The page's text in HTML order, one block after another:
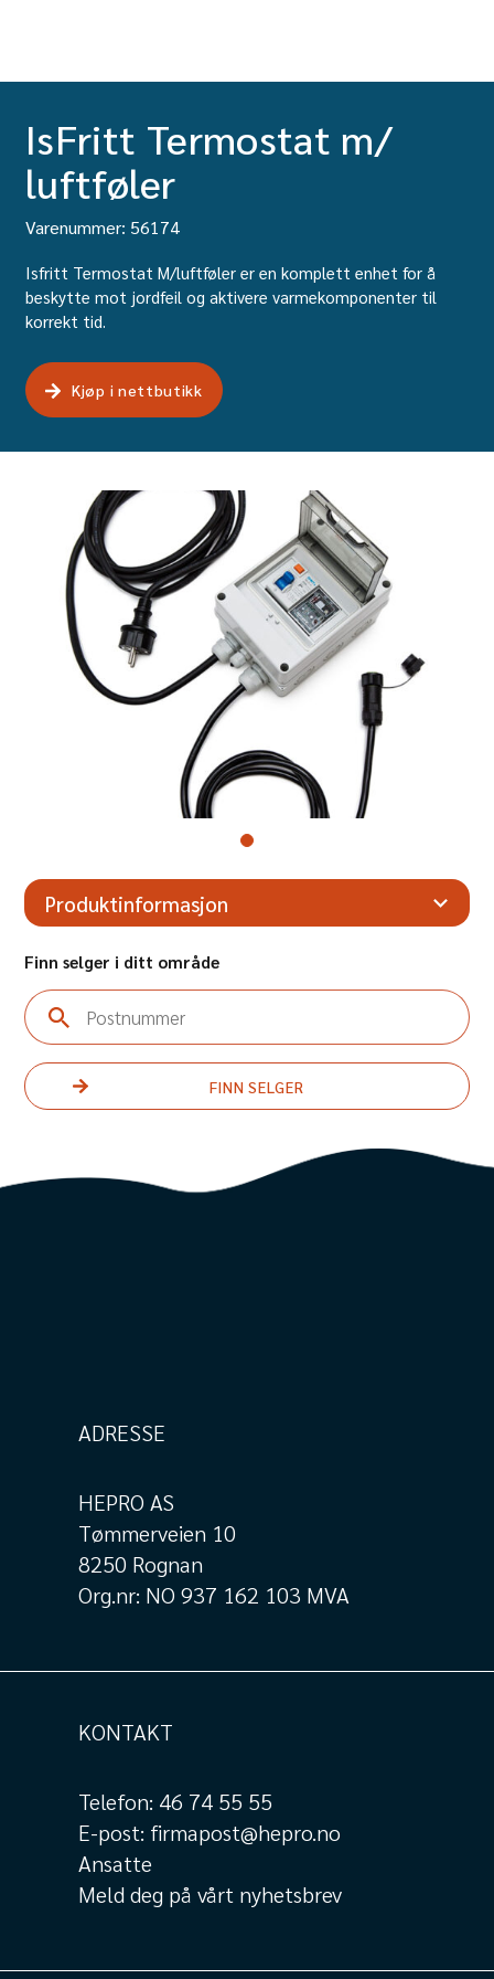
IsFritt Termostat m/
luftføler
Varenummer: 56174
Isfritt Termostat M/luftføler er en komplett enhet for å
beskytte mot jordfeil og aktivere varmekomponenter til
korrekt tid.
Kjøp i nettbutikk
Produktinformasjon
Finn selger i ditt område
Postnummer
ADRESSE
HEPRO AS
Tømmerveien 10
8250 Rognan
Org.nr: NO 937 162 103 MVA
KONTAKT
Telefon: 46 74 55 55
E-post: firmapost@hepro.no
Ansatte
Meld deg på vårt nyhetsbrev